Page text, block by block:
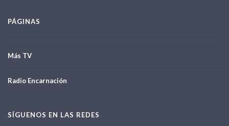
PÁGINAS
Más TV
Radio Encarnación
SÍGUENOS EN LAS REDES